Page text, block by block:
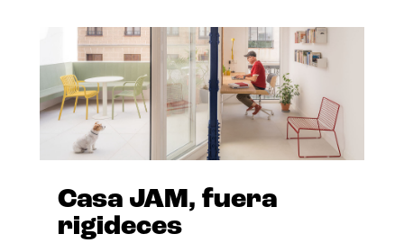
Casa JAM, fuera
rigideces